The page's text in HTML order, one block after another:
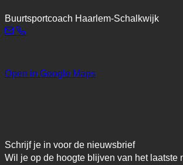
Buurtsportcoach Haarlem-Schalkwijk
Open in Google Maps
Schrijf je in voor de nieuwsbrief
Wil je op de hoogte blijven van het laatste